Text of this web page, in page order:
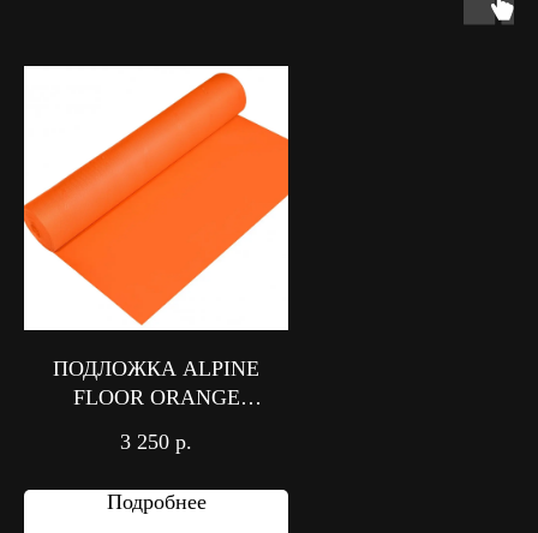
ПОДЛОЖКА ALPINE
FLOOR ORANGE
3 250 р.
Подробнее